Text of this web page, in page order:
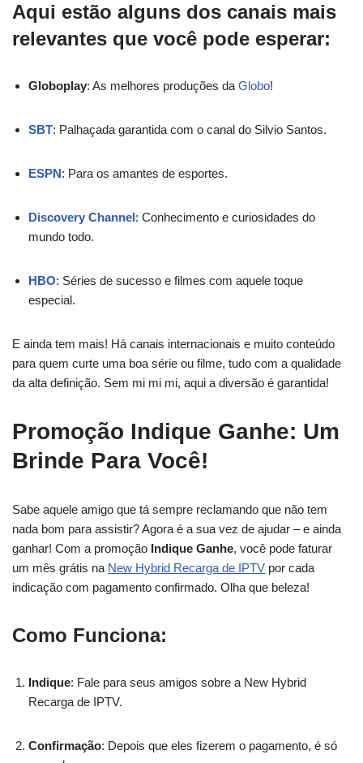
Aqui estão alguns dos canais mais
relevantes que você pode esperar:
Globoplay: As melhores produções da Globo!
SBT: Palhaçada garantida com o canal do Silvio Santos.
ESPN: Para os amantes de esportes.
Discovery Channel: Conhecimento e curiosidades do
mundo todo.
HBO: Séries de sucesso e filmes com aquele toque
especial.
E ainda tem mais! Há canais internacionais e muito conteúdo
para quem curte uma boa série ou filme, tudo com a qualidade
da alta definição. Sem mi mi mi, aqui a diversão é garantida!
Promoção Indique Ganhe: Um
Brinde Para Você!
Sabe aquele amigo que tá sempre reclamando que não tem
nada bom para assistir? Agora é a sua vez de ajudar – e ainda
ganhar! Com a promoção Indique Ganhe, você pode faturar
um mês grátis na New Hybrid Recarga de IPTV por cada
indicação com pagamento confirmado. Olha que beleza!
Como Funciona:
Indique: Fale para seus amigos sobre a New Hybrid
Recarga de IPTV.
Confirmação: Depois que eles fizerem o pagamento, é só